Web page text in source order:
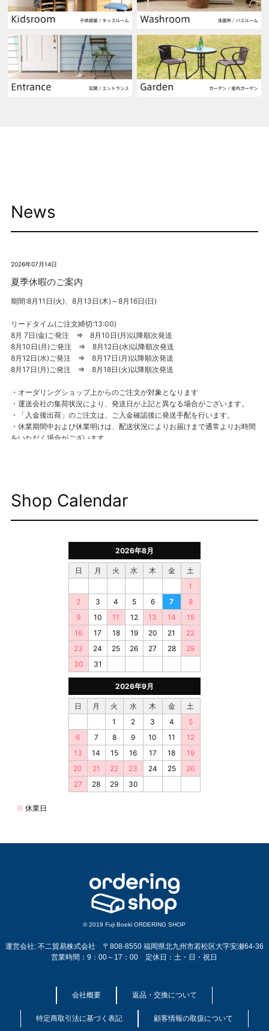
© 2019 Fuji Boeki ORDERING SHOP
運営会社: 不二貿易株式会社 〒808-8550 福岡県北九州市若松区大字安瀬64-36
営業時間：9：00～17：00 定休日：土・日・祝日
会社概要 返品・交換について
特定商取引法に基づく表記 顧客情報の取扱について